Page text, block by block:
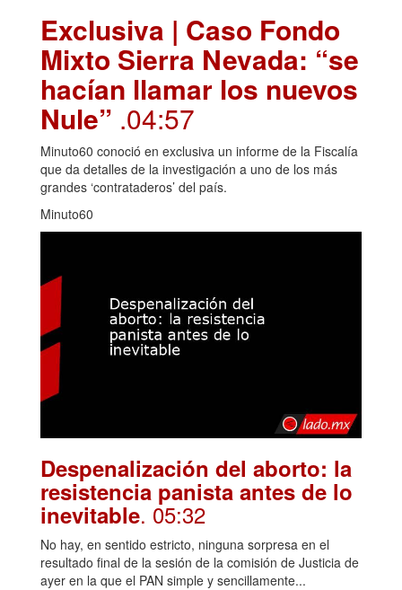
Exclusiva | Caso Fondo
Mixto Sierra Nevada: “se
hacían llamar los nuevos
Nule” .04:57
Minuto60 conoció en exclusiva un informe de la Fiscalía
que da detalles de la investigación a uno de los más
grandes ‘contrataderos’ del país.
Minuto60
Despenalización del aborto: la
resistencia panista antes de lo
inevitable. 05:32
No hay, en sentido estricto, ninguna sorpresa en el
resultado final de la sesión de la comisión de Justicia de
ayer en la que el PAN simple y sencillamente...